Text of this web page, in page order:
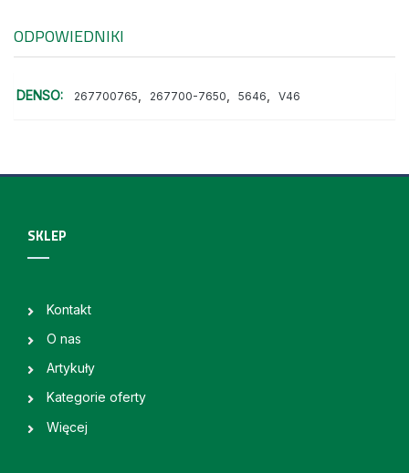
ODPOWIEDNIKI
DENSO: 267700765 267700-7650 5646 V46
SKLEP
Kontakt
O nas
Artykuły
Kategorie oferty
Więcej